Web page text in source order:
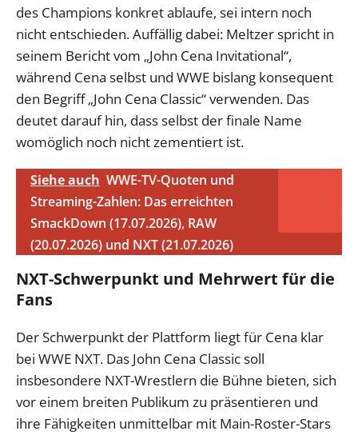
des Champions konkret ablaufe, sei intern noch
nicht entschieden. Auffällig dabei: Meltzer spricht in
seinem Bericht vom „John Cena Invitational“,
während Cena selbst und WWE bislang konsequent
den Begriff „John Cena Classic“ verwenden. Das
deutet darauf hin, dass selbst der finale Name
womöglich noch nicht zementiert ist.
Siehe auch WWE-TV-Quoten und
Streaming-Zahlen: Das erreichten
SmackDown (17.07.2026), RAW
(20.07.2026) und NXT (21.07.2026)
NXT-Schwerpunkt und Mehrwert für die
Fans
Der Schwerpunkt der Plattform liegt für Cena klar
bei WWE NXT. Das John Cena Classic soll
insbesondere NXT-Wrestlern die Bühne bieten, sich
vor einem breiten Publikum zu präsentieren und
ihre Fähigkeiten unmittelbar mit Main-Roster-Stars